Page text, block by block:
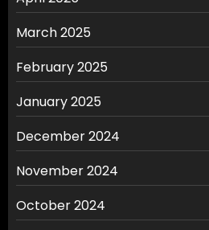
March 2025
February 2025
January 2025
December 2024
November 2024
October 2024